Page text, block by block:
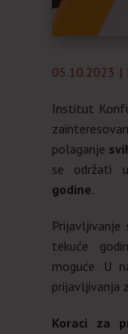
05.10.2023
Institut
polaganje
se održati
godine.
tekuće
moguće. U
prijavljivanja
Koraci za